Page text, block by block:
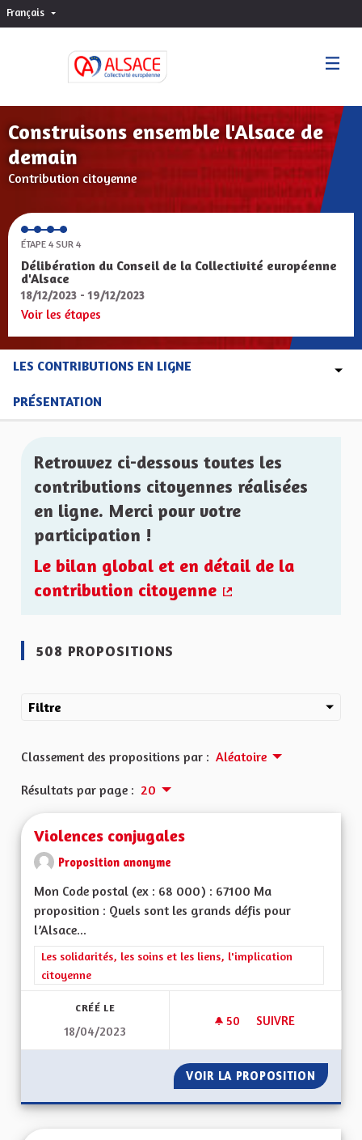
Français Choisir la langue
Construisons ensemble l'Alsace de
demain
Contribution citoyenne
ÉTAPE 4 SUR 4
Délibération du Conseil de la Collectivité européenne
d'Alsace
18/12/2023 - 19/12/2023
Voir les étapes
LES CONTRIBUTIONS EN LIGNE
PRÉSENTATION
Retrouvez ci-dessous toutes les
contributions citoyennes réalisées
en ligne. Merci pour votre
participation !
Le bilan global et en détail de la
contribution citoyenne
508 PROPOSITIONS
Filtre
Classement des propositions par : Aléatoire
Résultats par page : 20
Violences conjugales
Proposition anonyme
Mon Code postal (ex : 68 000) : 67100 Ma
proposition : Quels sont les grands défis pour
l’Alsace...
Filtrer les résultats de la catégorie : Les solidarités, les soins
Les solidarités, les soins et les liens, l'implication
citoyenne
CRÉÉ LE
18/04/2023
50 50 ABONNÉS
SUIVRE
VOIR LA PROPOSITION